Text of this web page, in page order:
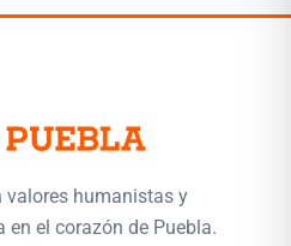
valores humanistas y
en el corazón de Puebla.